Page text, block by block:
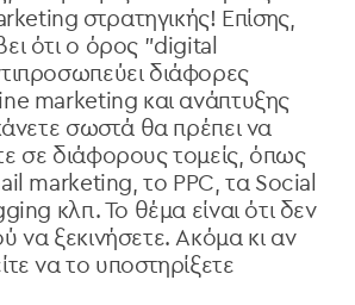
στρατηγικής! Επίσης,
ότι ο όρος "digital
διάφορες
marketing και ανάπτυξης
σωστά θα πρέπει να
σε διάφορους τομείς, όπως
marketing, το PPC, τα Social
κλπ. Το θέμα είναι ότι δεν
να ξεκινήσετε. Ακόμα κι αν
να το υποστηρίξετε